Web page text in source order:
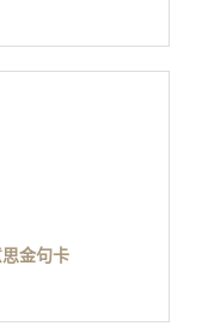
金句卡